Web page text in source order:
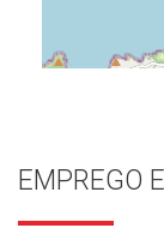
EMPREGO